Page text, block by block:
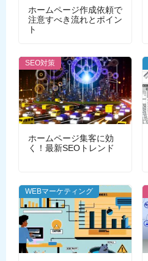
ホームページ作成依頼で
注意すべき流れとポイン
ト
SEO対策
ホームページ集客に効
く！最新SEOトレンド
WEBマーケティング